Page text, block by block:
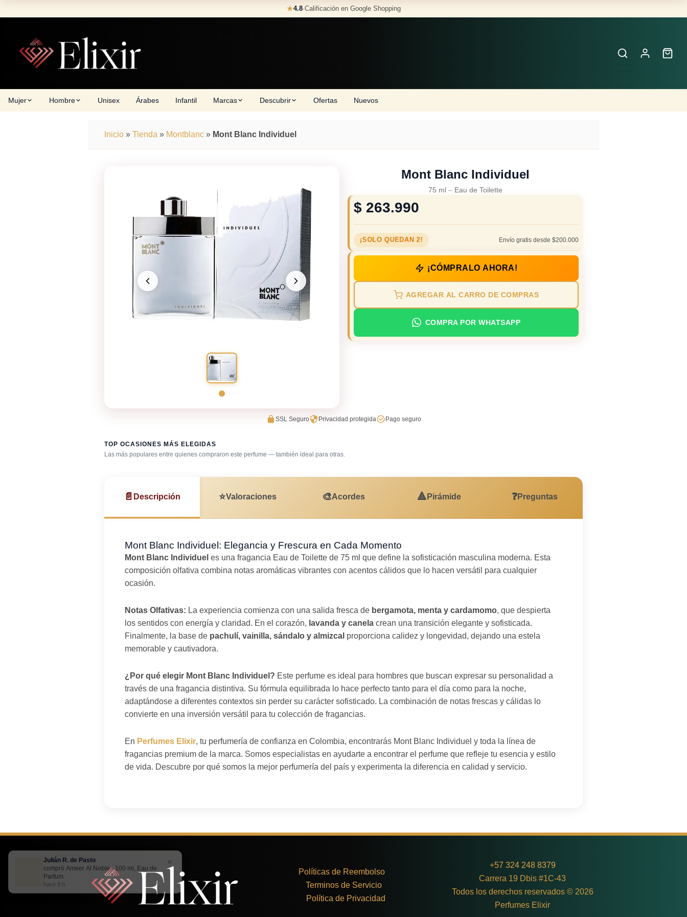
to
★4.8·Calificación en Google Shopping
Mujer Hombre Unisex Árabes Infantil Marcas Descubrir Ofertas Nuevos
Inicio » Tienda » Montblanc » Mont Blanc Individuel
Mont Blanc Individuel
75 ml – Eau de Toilette
$ 263.990
¡SOLO QUEDAN 2! Envío gratis desde $200.000
¡CÓMPRALO AHORA!
AGREGAR AL CARRO DE COMPRAS
COMPRA POR WHATSAPP
SSL Seguro Privacidad protegida Pago seguro
TOP OCASIONES MÁS ELEGIDAS
Las más populares entre quienes compraron este perfume — también ideal para otras.
Después de la ducha Trabajo en oficina
📄 Descripción ⭐Valoraciones 🎨Acordes 🔺 Pirámide ❓Preguntas
Mont Blanc Individuel: Elegancia y Frescura en Cada Momento
Mont Blanc Individuel es una fragancia Eau de Toilette de 75 ml que define la sofisticación masculina moderna. Esta
composición olfativa combina notas aromáticas vibrantes con acentos cálidos que lo hacen versátil para cualquier
ocasión.
Notas Olfativas: La experiencia comienza con una salida fresca de bergamota, menta y cardamomo, que despierta
los sentidos con energía y claridad. En el corazón, lavanda y canela crean una transición elegante y sofisticada.
Finalmente, la base de pachulí, vainilla, sándalo y almizcal proporciona calidez y longevidad, dejando una estela
memorable y cautivadora.
¿Por qué elegir Mont Blanc Individuel? Este perfume es ideal para hombres que buscan expresar su personalidad a
través de una fragancia distintiva. Su fórmula equilibrada lo hace perfecto tanto para el día como para la noche,
adaptándose a diferentes contextos sin perder su carácter sofisticado. La combinación de notas frescas y cálidas lo
convierte en una inversión versátil para tu colección de fragancias.
En Perfumes Elixir, tu perfumería de confianza en Colombia, encontrarás Mont Blanc Individuel y toda la línea de
fragancias premium de la marca. Somos especialistas en ayudarte a encontrar el perfume que refleje tu esencia y estilo
de vida. Descubre por qué somos la mejor perfumería del país y experimenta la diferencia en calidad y servicio.
Políticas de Reembolso
Terminos de Servicio
Política de Privacidad
+57 324 248 8379
Carrera 19 Dbis #1C-43
Todos los derechos reservados © 2026
Perfumes Elixir
Julián R. de Pasto
compró Ameer Al Noble - 100 ml, Eau de
Parfum
hace 8 h
×